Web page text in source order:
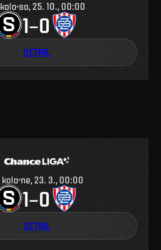
kolo so, 25. 10., 00:00
1–0
DETAIL
kolo ne, 23. 3., 00:00
1–0
DETAIL